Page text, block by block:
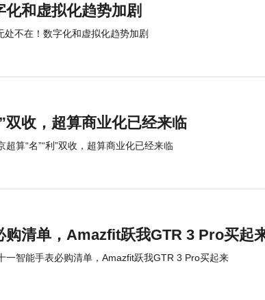
和虚拟化趋势加剧
处不在！数字化和虚拟化趋势加剧
双收，超算商业化已经来临
超算“名”“利”双收，超算商业化已经来临
购清单，Amazfit跃我GTR 3 Pro买起
一智能手表必购清单，Amazfit跃我GTR 3 Pro买起来